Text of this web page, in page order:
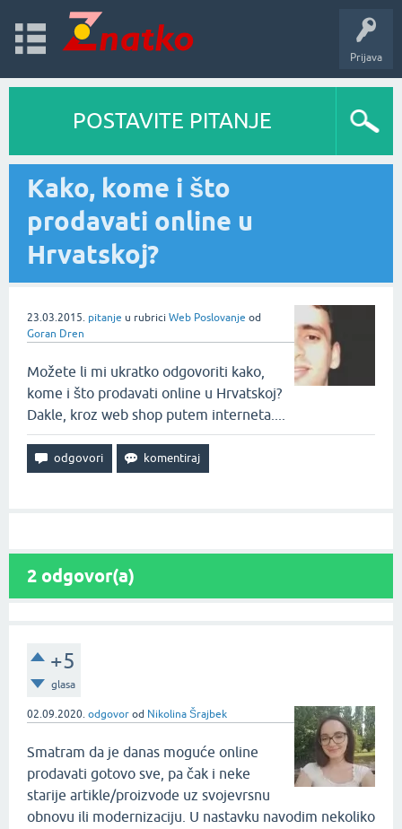
Prijava
POSTAVITE PITANJE
Kako, kome i što
prodavati online u
Hrvatskoj?
23.03.2015. pitanje u rubrici Web Poslovanje od
Goran Dren
Možete li mi ukratko odgovoriti kako,
kome i što prodavati online u Hrvatskoj?
Dakle, kroz web shop putem interneta....
2 odgovor(a)
+5
glasa
02.09.2020. odgovor od Nikolina Šrajbek
Smatram da je danas moguće online
prodavati gotovo sve, pa čak i neke
starije artikle/proizvode uz svojevrsnu
obnovu ili modernizaciju. U nastavku navodim nekoliko